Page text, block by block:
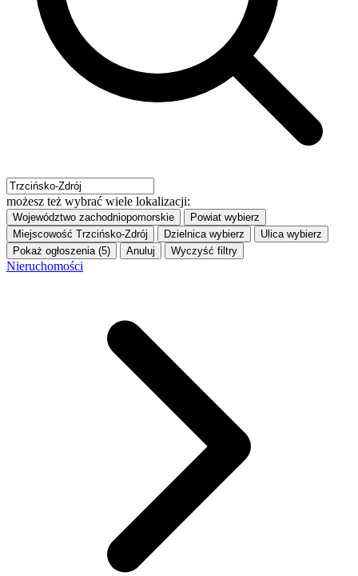
możesz też wybrać wiele lokalizacji:
Województwo zachodniopomorskie Powiat wybierz
Miejscowość Trzcińsko-Zdrój Dzielnica wybierz Ulica wybierz
Pokaż ogłoszenia (5)
Anuluj Wyczyść filtry
Nieruchomości